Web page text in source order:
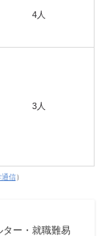
4人
3人
通信）
ター・就職難易